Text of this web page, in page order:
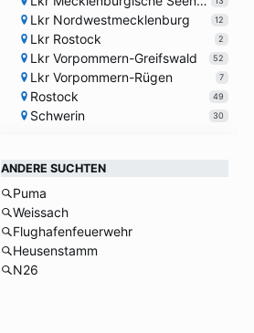
Lkr Nordwestmecklenburg 12
Lkr Rostock 2
Lkr Vorpommern-Greifswald 52
Lkr Vorpommern-Rügen 7
Rostock 49
Schwerin 30
ANDERE SUCHTEN
Puma
Weissach
Flughafenfeuerwehr
Heusenstamm
N26